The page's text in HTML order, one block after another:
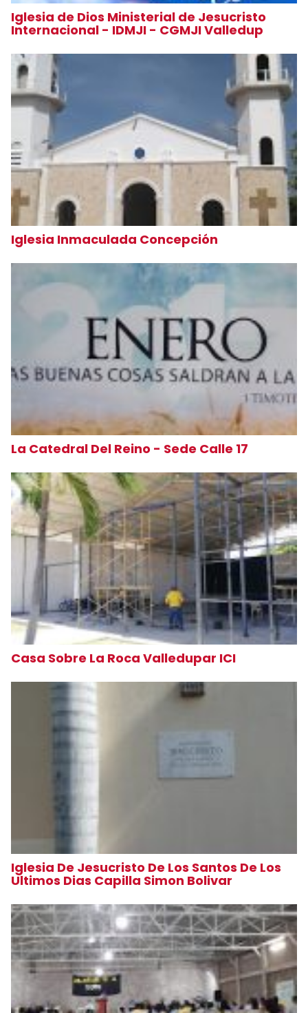
Iglesia de Dios Ministerial de Jesucristo
Internacional - IDMJI - CGMJI Valledup
Iglesia Inmaculada Concepción
La Catedral Del Reino - Sede Calle 17
Casa Sobre La Roca Valledupar ICI
Iglesia De Jesucristo De Los Santos De Los
Ultimos Dias Capilla Simon Bolivar